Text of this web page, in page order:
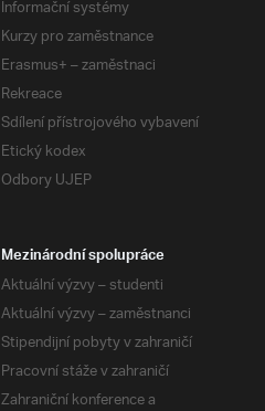
Informační systémy
Kurzy pro zaměstnance
Erasmus+ – zaměstnaci
Rekreace
Sdílení přístrojového vybavení
Etický kodex
Odbory UJEP
Mezinárodní spolupráce
Aktuální výzvy – studenti
Aktuální výzvy – zaměstnanci
Stipendijní pobyty v zahraničí
Pracovní stáže v zahraničí
Zahraniční konference a